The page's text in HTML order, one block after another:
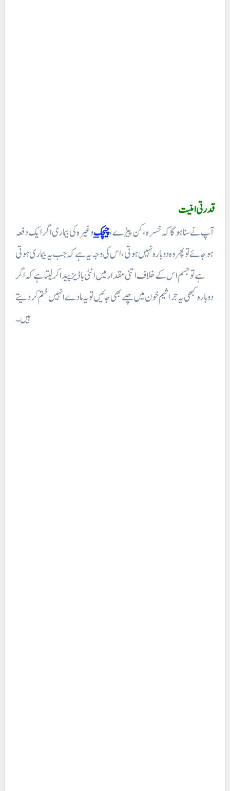
قدرتی امنیت
آپ نے سنا ہوگا کہ خسرہ، کن پیڑے،چیچکوغیرہ کی بیماری اگر ایک دفعہ
ہو جائے تو پھر وہ دوبارہ نہیں ہوتی ، اس کی وجہ یہ ہے کہ جب یہ بیماری ہوتی
ہے تو جسم اس کے خلاف اتنی مقدار میں انٹی باڈیز پیدا کر لیتا ہے کہ اگر
دوبارہ کبھی یہ جراثیم خون میں چلے بھی جائیں تو یہ مادے انہیں ختم کر دیتے
ہیں۔